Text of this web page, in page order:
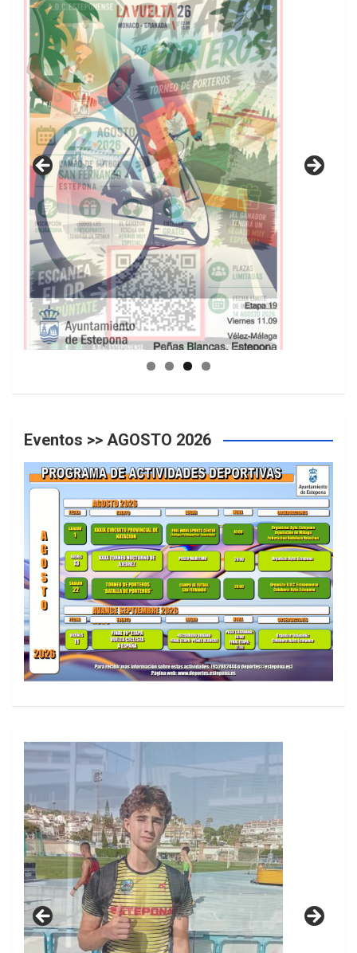
GUIA DE INSTALACIONES DEPORTIVAS
Eventos >> AGOSTO 2026